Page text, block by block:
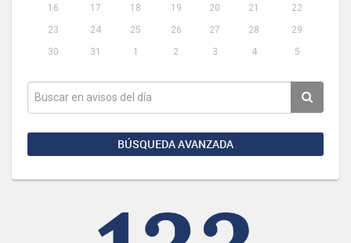
16
17 18 19 20 21
22
23
24 25 26 27 28
29
30
31 1 2 3 4 5
BÚSQUEDA AVANZADA